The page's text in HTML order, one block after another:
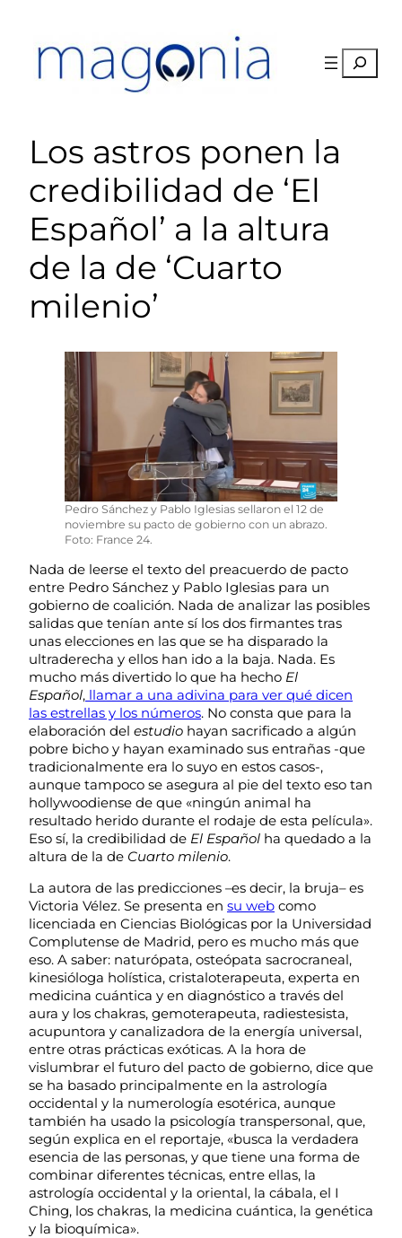
contenido
Buscar
Los astros ponen la
credibilidad de ‘El
Español’ a la altura
de la de ‘Cuarto
milenio’
Pedro Sánchez y Pablo Iglesias sellaron el 12 de
noviembre su pacto de gobierno con un abrazo.
Foto: France 24.
Nada de leerse el texto del preacuerdo de pacto
entre Pedro Sánchez y Pablo Iglesias para un
gobierno de coalición. Nada de analizar las posibles
salidas que tenían ante sí los dos firmantes tras
unas elecciones en las que se ha disparado la
ultraderecha y ellos han ido a la baja. Nada. Es
mucho más divertido lo que ha hecho El
Español, llamar a una adivina para ver qué dicen
las estrellas y los números. No consta que para la
elaboración del estudio hayan sacrificado a algún
pobre bicho y hayan examinado sus entrañas -que
tradicionalmente era lo suyo en estos casos-,
aunque tampoco se asegura al pie del texto eso tan
hollywoodiense de que «ningún animal ha
resultado herido durante el rodaje de esta película».
Eso sí, la credibilidad de El Español ha quedado a la
altura de la de Cuarto milenio.
La autora de las predicciones –es decir, la bruja– es
Victoria Vélez. Se presenta en su web como
licenciada en Ciencias Biológicas por la Universidad
Complutense de Madrid, pero es mucho más que
eso. A saber: naturópata, osteópata sacrocraneal,
kinesióloga holística, cristaloterapeuta, experta en
medicina cuántica y en diagnóstico a través del
aura y los chakras, gemoterapeuta, radiestesista,
acupuntora y canalizadora de la energía universal,
entre otras prácticas exóticas. A la hora de
vislumbrar el futuro del pacto de gobierno, dice que
se ha basado principalmente en la astrología
occidental y la numerología esotérica, aunque
también ha usado la psicología transpersonal, que,
según explica en el reportaje, «busca la verdadera
esencia de las personas, y que tiene una forma de
combinar diferentes técnicas, entre ellas, la
astrología occidental y la oriental, la cábala, el I
Ching, los chakras, la medicina cuántica, la genética
y la bioquímica».